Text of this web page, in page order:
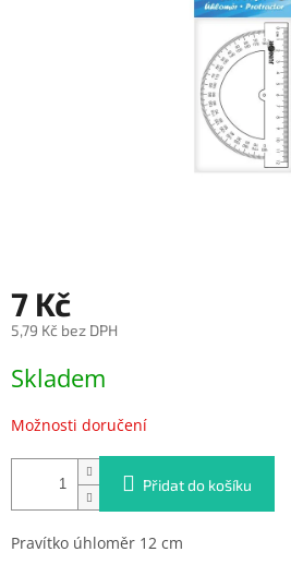
7 Kč
5,79 Kč bez DPH
cena:
Skladem
Možnosti doručení
Přidat do košíku
Pravítko úhloměr 12 cm